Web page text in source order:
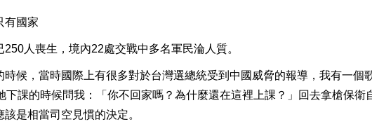
有國家
250人喪生，境內22處交戰中多名軍民淪人質。
候，當時國際上有很多對於台灣選總統受到中國威脅的報導，我有一個
下課的時候問我：「你不回家嗎？為什麼還在這裡上課？」回去拿槍保衛
是相當司空見慣的決定。